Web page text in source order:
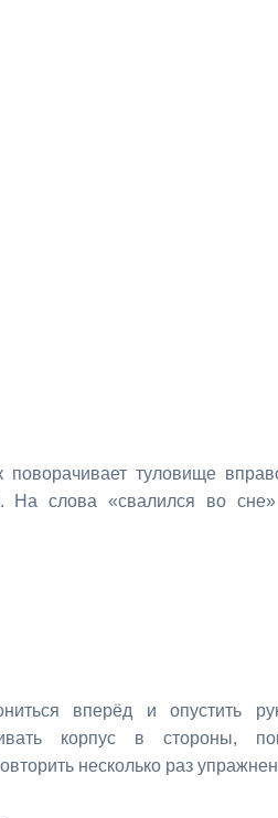
туловище
На слова «свалился во
вперёд и опустить
корпус в стороны,
несколько раз